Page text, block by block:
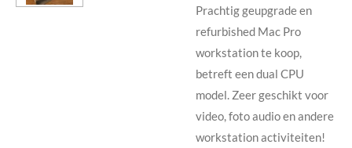
Prachtig geupgrade en
refurbished Mac Pro
workstation te koop,
betreft een dual CPU
model. Zeer geschikt voor
video, foto audio en andere
workstation activiteiten!